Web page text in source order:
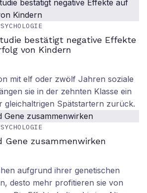
bestätigt negative Effekte
von Kindern
mit elf oder zwölf Jahren soziale
sie in der zehnten Klasse ein
gleichaltrigen Spätstartern zurück.
Gene zusammenwirken
aufgrund ihrer genetischen
desto mehr profitieren sie von